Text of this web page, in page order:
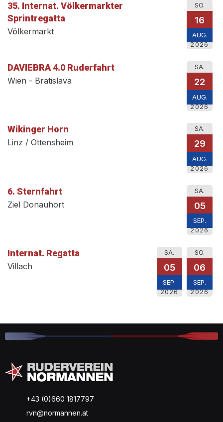
SO.
16
AUG.
2026
35. Internat. Völkermarkter
Sprintregatta
Völkermarkt
SA.
22
AUG.
2026
DAVIEBRA 4.0 Ruderfahrt
Wien - Bratislava
SA.
29
AUG.
2026
Wikinger Horn
Linz / Ottensheim
SA.
05
SEP.
2026
6. Sternfahrt
Ziel Donauhort
SA.
05
SEP.
2026
SO.
06
SEP.
2026
Internat. Regatta
Villach
+43 (0)660 1817797
rvn@normannen.at